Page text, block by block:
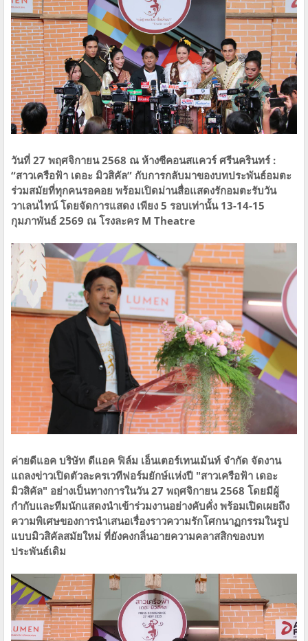
วันที่ 27 พฤศจิกายน 2568 ณ ห้างซีคอนสแควร์ ศรีนครินทร์ :
“สาวเครือฟ้า เดอะ มิวสิคัล” กับการกลับมาของบทประพันธ์อมตะ
ร่วมสมัยที่ทุกคนรอคอย พร้อมเปิดม่านสื่อแสดงรักอมตะรับวัน
วาเลนไทน์ โดยจัดการแสดง เพียง 5 รอบเท่านั้น 13-14-15
กุมภาพันธ์ 2569 ณ โรงละคร M Theatre
ค่ายดีแอค บริษัท ดีแอค ฟิล์ม เอ็นเตอร์เทนเม้นท์ จำกัด จัดงาน
แถลงข่าวเปิดตัวละครเวทีฟอร์มยักษ์แห่งปี "สาวเครือฟ้า เดอะ
มิวสิคัล" อย่างเป็นทางการในวัน 27 พฤศจิกายน 2568 โดยมีผู้
กำกับและทีมนักแสดงนำเข้าร่วมงานอย่างคับคั่ง พร้อมเปิดเผยถึง
ความพิเศษของการนำเสนอเรื่องราวความรักโศกนาฏกรรมในรูป
แบบมิวสิคัลสมัยใหม่ ที่ยังคงกลิ่นอายความคลาสสิกของบท
ประพันธ์เดิม